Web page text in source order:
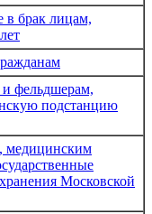
в брак лицам,
фельдшерам,
подстанцию
медицинским
Московской